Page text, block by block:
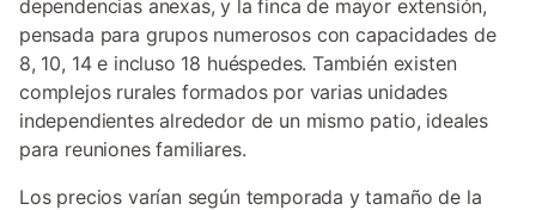
dependencias anexas, y la finca de mayor extensión,
pensada para grupos numerosos con capacidades de
8, 10, 14 e incluso 18 huéspedes. También existen
complejos rurales formados por varias unidades
independientes alrededor de un mismo patio, ideales
para reuniones familiares.
Los precios varían según temporada y tamaño de la